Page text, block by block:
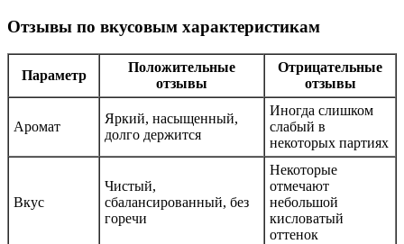
Отзывы по вкусовым характеристикам
Параметр
Положительные
отзывы
Отрицательные
отзывы
Аромат
Яркий, насыщенный,
долго держится
Иногда слишком
слабый в
некоторых партиях
Вкус
Чистый,
сбалансированный, без
горечи
Некоторые
отмечают
небольшой
кисловатый
оттенок